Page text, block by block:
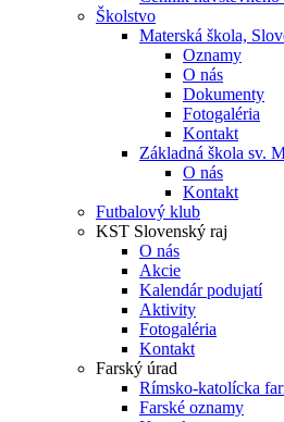
Školstvo
Materská škola,
Oznamy
O nás
Dokumenty
Fotogaléria
Kontakt
Základná škola sv.
O nás
Kontakt
Futbalový klub
KST Slovenský raj
O nás
Akcie
Kalendár podujatí
Aktivity
Fotogaléria
Kontakt
Farský úrad
Rímsko-katolícka
Farské oznamy